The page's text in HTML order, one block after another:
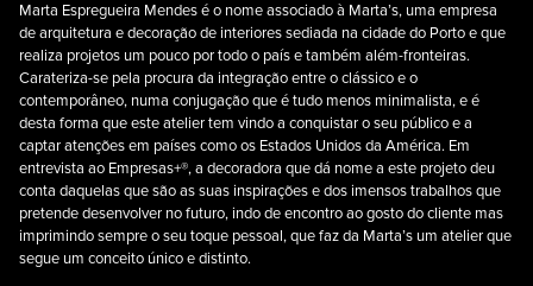
Marta Espregueira Mendes é o nome associado à Marta’s, uma empresa
de arquitetura e decoração de interiores sediada na cidade do Porto e que
realiza projetos um pouco por todo o país e também além-fronteiras.
Carateriza-se pela procura da integração entre o clássico e o
contemporâneo, numa conjugação que é tudo menos minimalista, e é
desta forma que este atelier tem vindo a conquistar o seu público e a
captar atenções em países como os Estados Unidos da América. Em
entrevista ao Empresas+®, a decoradora que dá nome a este projeto deu
conta daquelas que são as suas inspirações e dos imensos trabalhos que
pretende desenvolver no futuro, indo de encontro ao gosto do cliente mas
imprimindo sempre o seu toque pessoal, que faz da Marta’s um atelier que
segue um conceito único e distinto.